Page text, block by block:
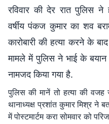
रविवार की देर रात पुलिस ने
वर्षीय पंकज कुमार का शव
कारोबारी की हत्या करने के
मामले में पुलिस ने भाई के बयान
नामजद किया गया है.
पुलिस की मानें तो हत्या की
थानाध्यक्ष प्रशांत कुमार मिश्र ने
में पोस्टमार्टम करा सोमवार को